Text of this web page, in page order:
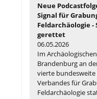
Neue
Signal für
Feldarchäologie -
gerettet
06.05.2026
Im
Brandenburg an
vierte bundesweite
Verbandes für
Feldarchäologie